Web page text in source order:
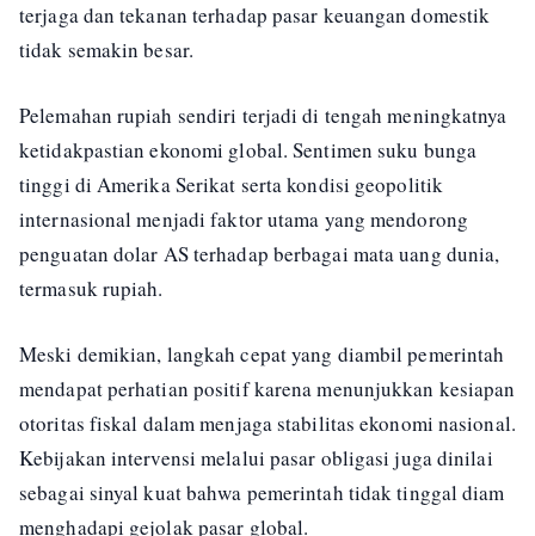
terjaga dan tekanan terhadap pasar keuangan domestik
tidak semakin besar.
Pelemahan rupiah sendiri terjadi di tengah meningkatnya
ketidakpastian ekonomi global. Sentimen suku bunga
tinggi di Amerika Serikat serta kondisi geopolitik
internasional menjadi faktor utama yang mendorong
penguatan dolar AS terhadap berbagai mata uang dunia,
termasuk rupiah.
Meski demikian, langkah cepat yang diambil pemerintah
mendapat perhatian positif karena menunjukkan kesiapan
otoritas fiskal dalam menjaga stabilitas ekonomi nasional.
Kebijakan intervensi melalui pasar obligasi juga dinilai
sebagai sinyal kuat bahwa pemerintah tidak tinggal diam
menghadapi gejolak pasar global.